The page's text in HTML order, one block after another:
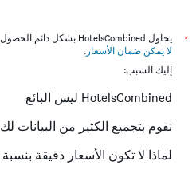
*
يحاول HotelsCombined بشكل دائم الحصول على الأسعار الدقيقة، ولكن
لا يمكن ضمان الأسعار .
إليك السبب:
HotelsCombined ليس البائع
نقوم بتجميع الكثير من البيانات لك
لماذا لا تكون الأسعار دقيقة بنسبة 100٪؟